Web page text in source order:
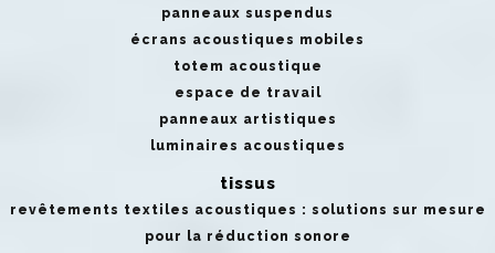
panneaux suspendus
écrans acoustiques mobiles
totem acoustique
espace de travail
panneaux artistiques
luminaires acoustiques
tissus
revêtements textiles acoustiques : solutions sur mesure
pour la réduction sonore